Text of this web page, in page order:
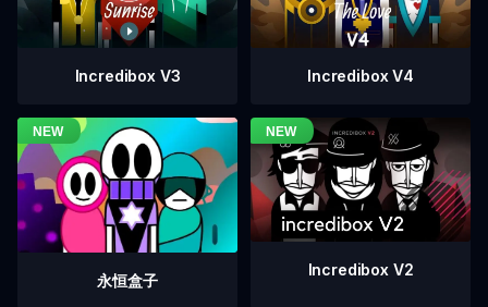
Incredibox V3 Incredibox V4
永恒盒子
Incredibox V2